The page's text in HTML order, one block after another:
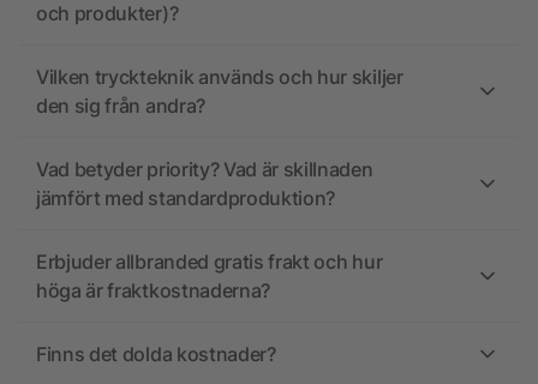
och produkter)?
Vilken tryckteknik används och hur skiljer
den sig från andra?
Vad betyder priority? Vad är skillnaden
jämfört med standardproduktion?
Erbjuder allbranded gratis frakt och hur
höga är fraktkostnaderna?
Finns det dolda kostnader?